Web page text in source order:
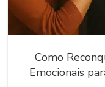
Como
Emocionais